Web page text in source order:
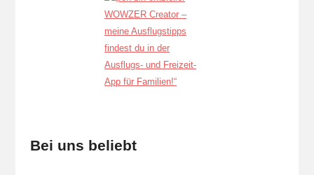
Bei uns beliebt